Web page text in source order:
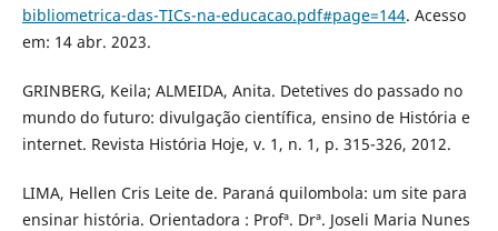
bibliometrica-das-TICs-na-educacao.pdf#page=144. Acesso
em: 14 abr. 2023.
GRINBERG, Keila; ALMEIDA, Anita. Detetives do passado no
mundo do futuro: divulgação científica, ensino de História e
internet. Revista História Hoje, v. 1, n. 1, p. 315-326, 2012.
LIMA, Hellen Cris Leite de. Paraná quilombola: um site para
ensinar história. Orientadora : Profª. Drª. Joseli Maria Nunes